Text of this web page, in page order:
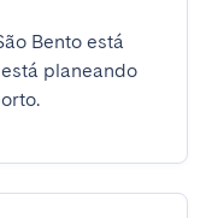
Bento está
planeando